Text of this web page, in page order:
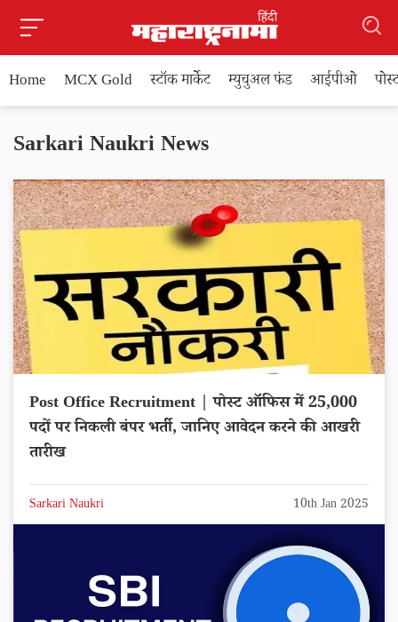
Home MCX Gold स्टॉक मार्केट म्युचुअल फंड आईपीओ
Sarkari Naukri News
Post Office Recruitment | पोस्ट ऑफिस में 25,000
पदों पर निकली बंपर भर्ती, जानिए आवेदन करने की आखरी
तारीख
Sarkari Naukri 10th Jan 2025